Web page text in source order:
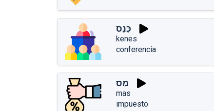
כֶּנֶס
kenes
conferencia
מַס
mas
impuesto